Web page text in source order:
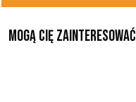
Mogą Cię zainteresować